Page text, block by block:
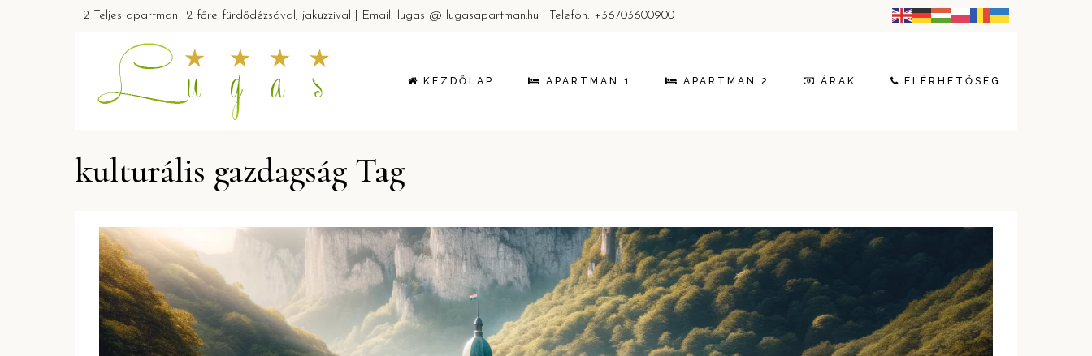
2 Teljes apartman 12 főre fürdődézsával, jakuzzival | Email: lugas @ lugasapartman.hu | Telefon: +36703600900
KEZDŐLAP APARTMAN 1 APARTMAN 2 ÁRAK ELÉRHETŐSÉG
kulturális gazdagság Tag